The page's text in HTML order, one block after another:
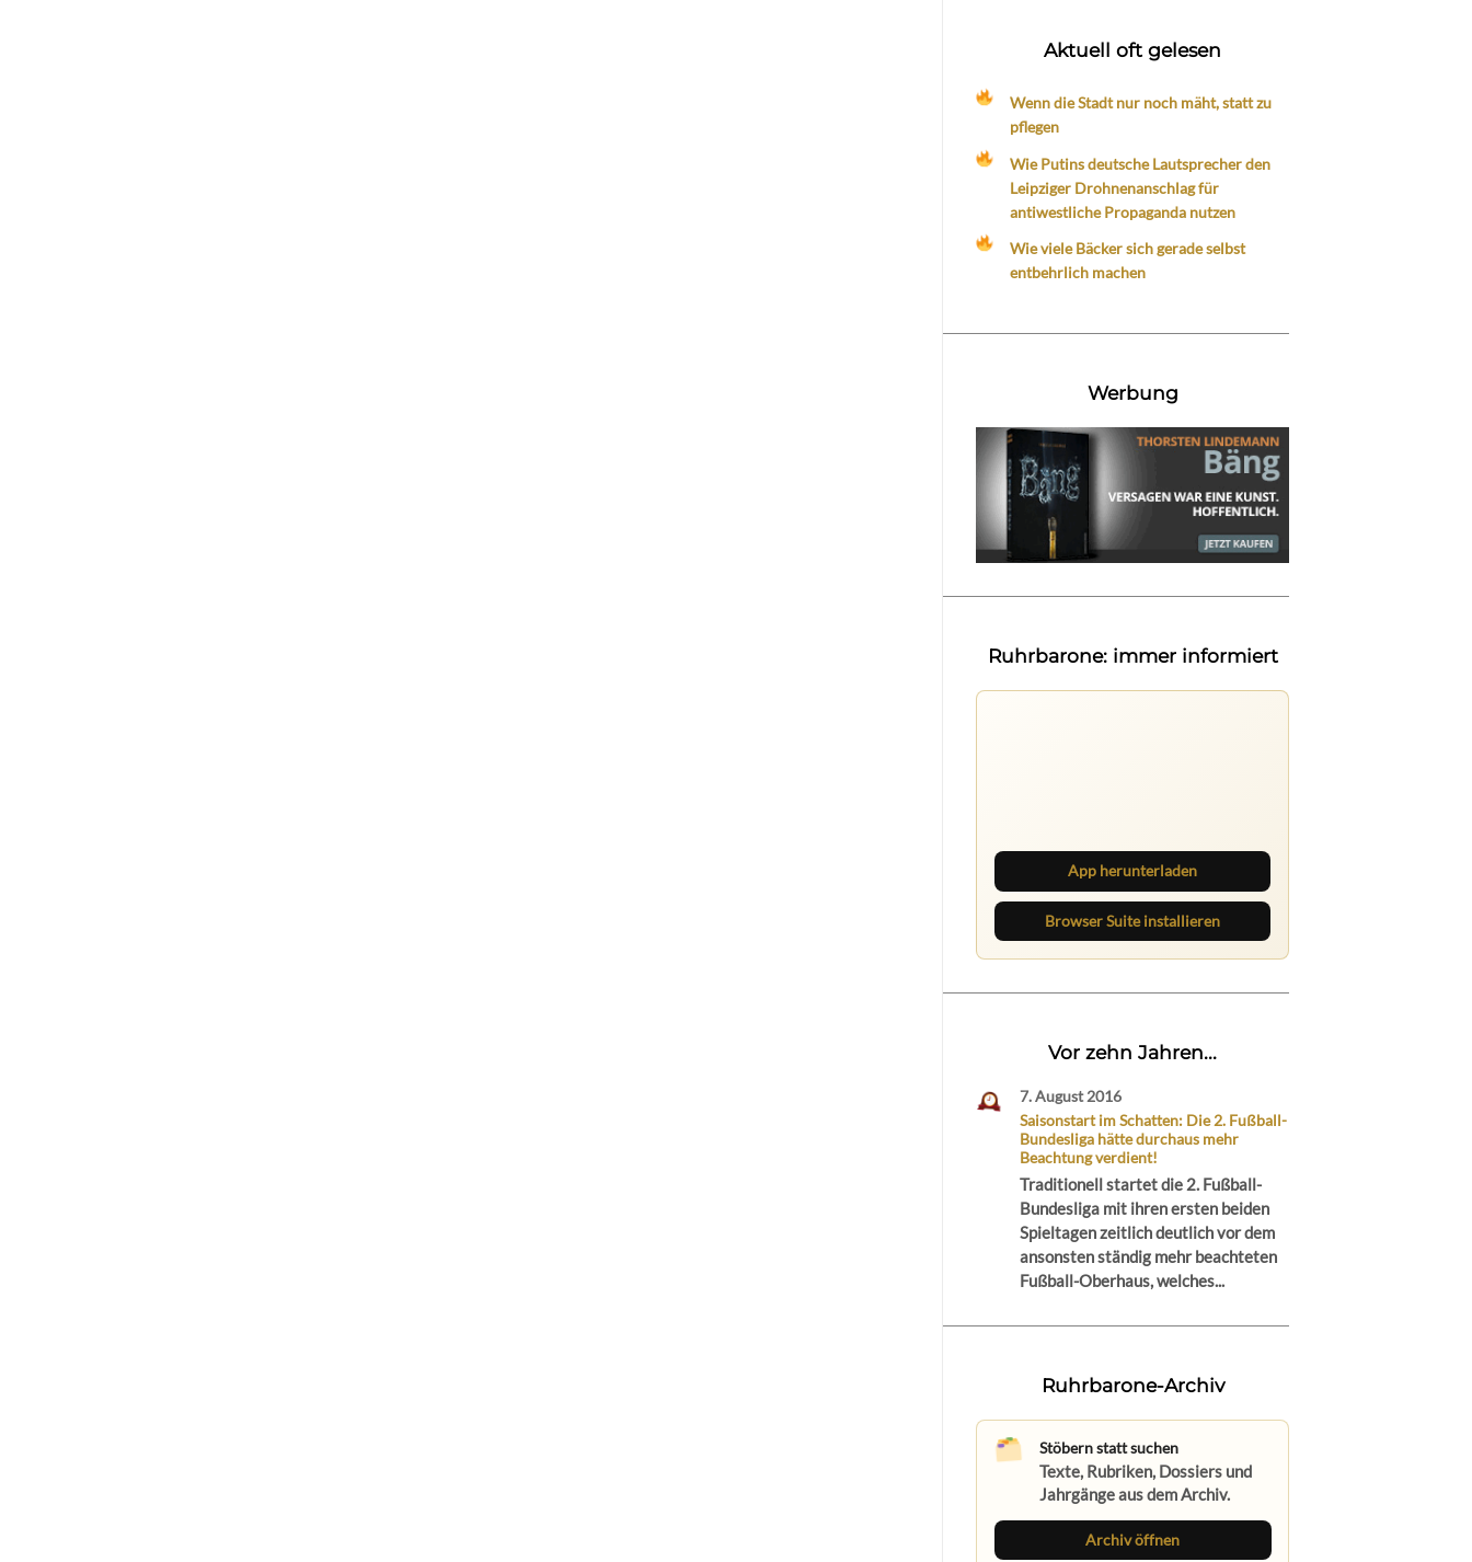
Aktuell oft gelesen
Wenn die Stadt nur noch mäht, statt zu
pflegen
Wie Putins deutsche Lautsprecher den
Leipziger Drohnenanschlag für
antiwestliche Propaganda nutzen
Wie viele Bäcker sich gerade selbst
entbehrlich machen
Werbung
Ruhrbarone: immer informiert
App herunterladen
Browser Suite installieren
Vor zehn Jahren...
7. August 2016
Saisonstart im Schatten: Die 2. Fußball-
Bundesliga hätte durchaus mehr
Beachtung verdient!
Traditionell startet die 2. Fußball-
Bundesliga mit ihren ersten beiden
Spieltagen zeitlich deutlich vor dem
ansonsten ständig mehr beachteten
Fußball-Oberhaus, welches...
Ruhrbarone-Archiv
Stöbern statt suchen
Texte, Rubriken, Dossiers und
Jahrgänge aus dem Archiv.
Archiv öffnen